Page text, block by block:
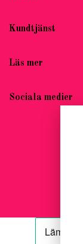
Kundtjänst
Läs mer
Sociala medier